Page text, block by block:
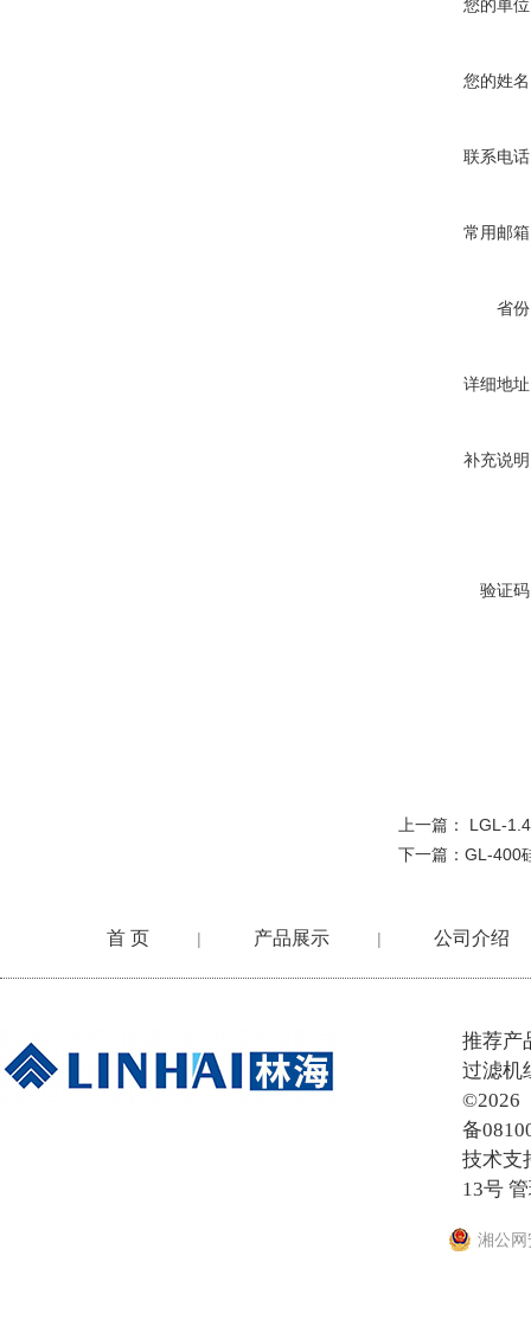
您的单
您的姓
联系电
常用邮
省
详细地
补充说
验证
上一篇： LGL-
下一篇： GL-400
首 页 | 产品展示 | 公司介绍
推荐产
过滤机
©2026
备
技术支
13号
湘公